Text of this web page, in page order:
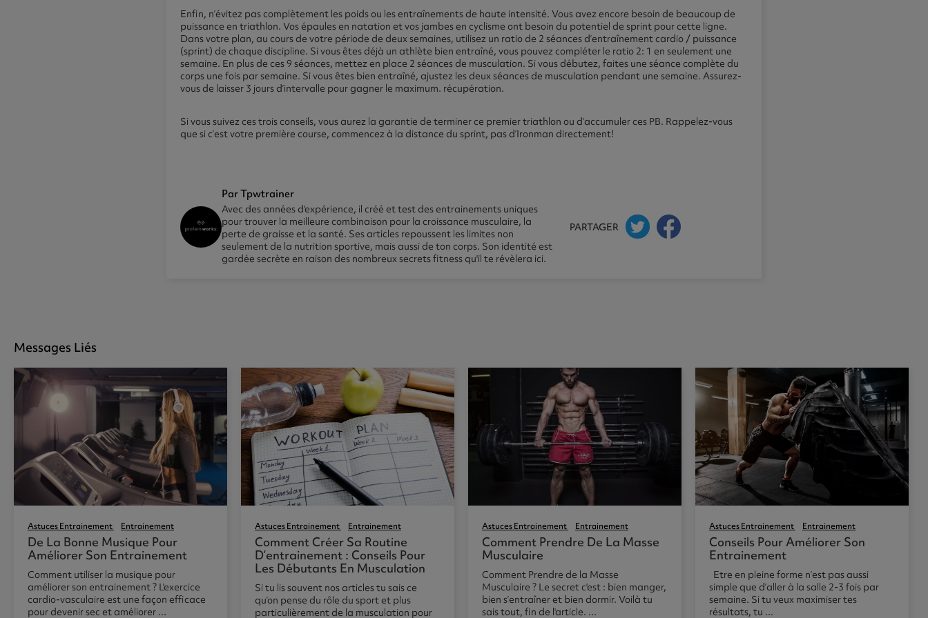
Enfin, n’évitez pas complètement les poids ou les entraînements de haute intensité. Vous avez encore besoin de beaucoup de
puissance en triathlon. Vos épaules en natation et vos jambes en cyclisme ont besoin du potentiel de sprint pour cette ligne.
Dans votre plan, au cours de votre période de deux semaines, utilisez un ratio de 2 séances d’entraînement cardio / puissance
(sprint) de chaque discipline. Si vous êtes déjà un athlète bien entraîné, vous pouvez compléter le ratio 2: 1 en seulement une
semaine. En plus de ces 9 séances, mettez en place 2 séances de musculation. Si vous débutez, faites une séance complète du
corps une fois par semaine. Si vous êtes bien entraîné, ajustez les deux séances de musculation pendant une semaine. Assurez-
vous de laisser 3 jours d’intervalle pour gagner le maximum. récupération.
Si vous suivez ces trois conseils, vous aurez la garantie de terminer ce premier triathlon ou d’accumuler ces PB. Rappelez-vous
que si c’est votre première course, commencez à la distance du sprint, pas d’Ironman directement!
Par Tpwtrainer
Avec des années d'expérience, il créé et test des entrainements uniques
pour trouver la meilleure combinaison pour la croissance musculaire, la
perte de graisse et la santé. Ses articles repoussent les limites non
seulement de la nutrition sportive, mais aussi de ton corps. Son identité est
gardée secrète en raison des nombreux secrets fitness qu'il te révèlera ici.
PARTAGER
Messages Liés
Astuces Entrainement Entrainement
De La Bonne Musique Pour
Améliorer Son Entrainement
Comment utiliser la musique pour
améliorer son entrainement ? L'exercice
cardio-vasculaire est une façon efficace
pour devenir sec et améliorer ...
Astuces Entrainement Entrainement
Comment Créer Sa Routine
D’entrainement : Conseils Pour
Les Débutants En Musculation
Si tu lis souvent nos articles tu sais ce
qu’on pense du rôle du sport et plus
particulièrement de la musculation pour
Astuces Entrainement Entrainement
Comment Prendre De La Masse
Musculaire
Comment Prendre de la Masse
Musculaire ? Le secret c'est : bien manger,
bien s’entraîner et bien dormir. Voilà tu
sais tout, fin de l'article. ...
Astuces Entrainement Entrainement
Conseils Pour Améliorer Son
Entrainement
Etre en pleine forme n’est pas aussi
simple que d’aller à la salle 2-3 fois par
semaine. Si tu veux maximiser tes
résultats, tu ...